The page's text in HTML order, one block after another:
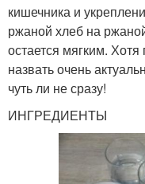
кишечника и
ржаной хлеб на
остается мягким.
назвать очень
чуть ли не сразу!
ИНГРЕДИЕНТЫ